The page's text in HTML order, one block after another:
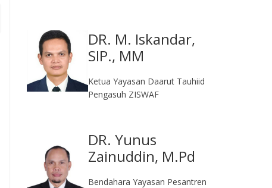
DR. M. Iskandar,
SIP., MM
Ketua Yayasan Daarut Tauhiid
Pengasuh ZISWAF
DR. Yunus
Zainuddin, M.Pd
Bendahara Yayasan Pesantren